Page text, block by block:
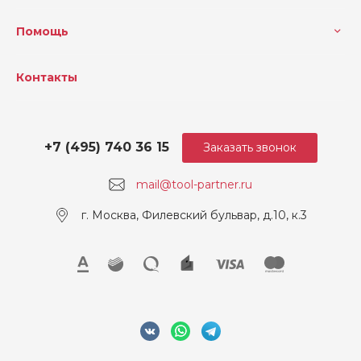
Зарядное устройство
Помощь
Контакты
mail@tool-partner.ru
+7 (495) 740 36 15
г. Москва, Филевский бульвар, д.10, к.3
Заказать звонок